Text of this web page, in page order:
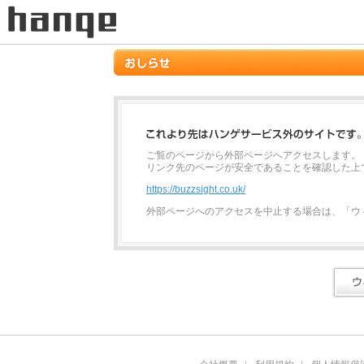
ご覧のページから外部ページへアクセスします。
リンク先のページが安全であることを確認した
https://buzzsight.co.uk/
外部ページへのアクセスを中止する場合は、「